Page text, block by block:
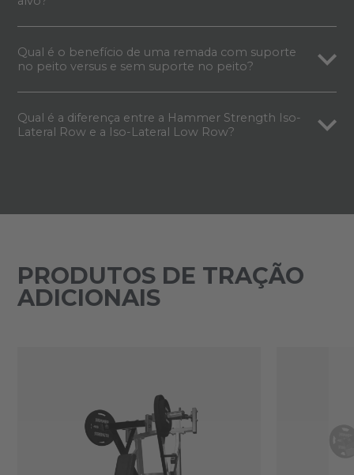
Qual é o benefício de uma remada com suporte
no peito versus e sem suporte no peito?
Qual é a diferença entre a Hammer Strength Iso-
Lateral Row e a Iso-Lateral Low Row?
PRODUTOS DE TRAÇÃO
ADICIONAIS